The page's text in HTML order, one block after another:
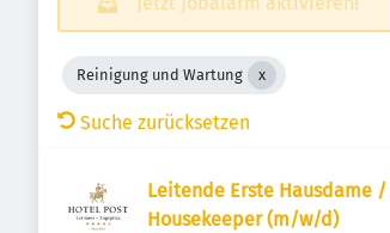
Reinigung und Wartung
Suche zurücksetzen
Leitende Erste Hausdame
Housekeeper (m/w/d)